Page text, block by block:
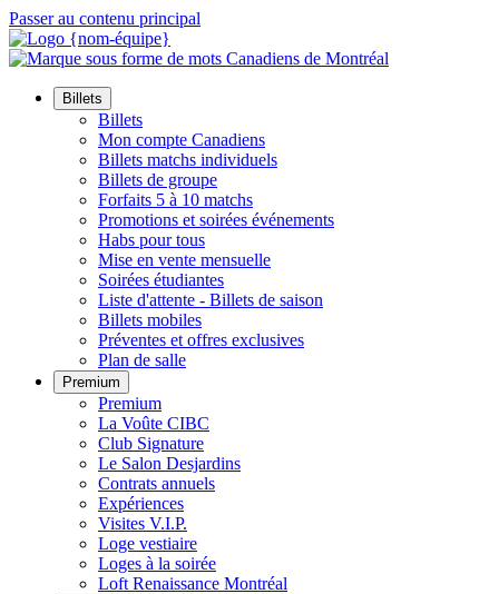
Passer au contenu principal
Billets
Billets
Mon compte Canadiens
Billets matchs individuels
Billets de groupe
Forfaits 5 à 10 matchs
Promotions et soirées événements
Habs pour tous
Mise en vente mensuelle
Soirées étudiantes
Liste d'attente - Billets de saison
Billets mobiles
Préventes et offres exclusives
Plan de salle
Premium
Premium
La Voûte CIBC
Club Signature
Le Salon Desjardins
Contrats annuels
Expériences
Visites V.I.P.
Loge vestiaire
Loges à la soirée
Loft Renaissance Montréal